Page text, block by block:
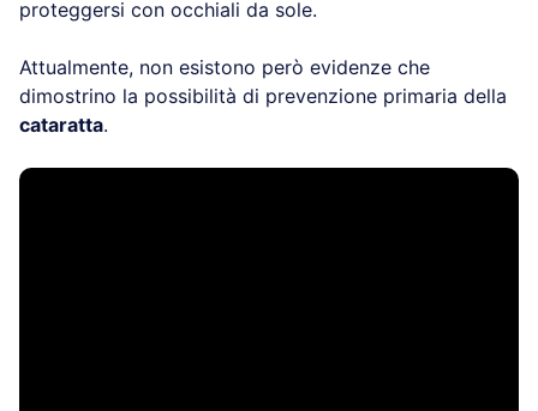
proteggersi con occhiali da sole.
Attualmente, non esistono però evidenze che
dimostrino la possibilità di prevenzione primaria della
cataratta.